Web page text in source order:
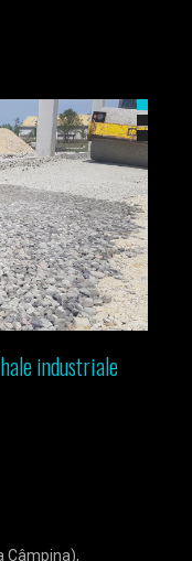
industriale
Câmpina),